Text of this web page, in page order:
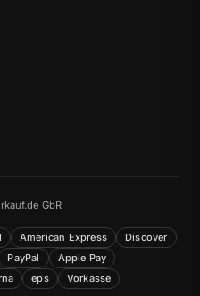
GbR
American Express
Discover
PayPal
Apple Pay
eps Vorkasse